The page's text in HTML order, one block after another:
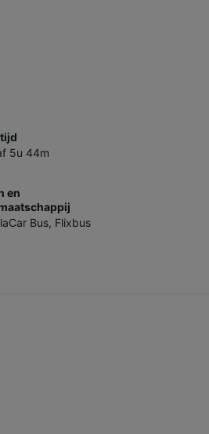
5u 44m
en
Bus, Flixbus